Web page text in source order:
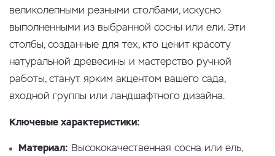
великолепными резными столбами, искусно
выполненными из выбранной сосны или ели. Эти
столбы, созданные для тех, кто ценит красоту
натуральной древесины и мастерство ручной
работы, станут ярким акцентом вашего сада,
входной группы или ландшафтного дизайна.
Ключевые характеристики:
Материал: Высококачественная сосна или ель,